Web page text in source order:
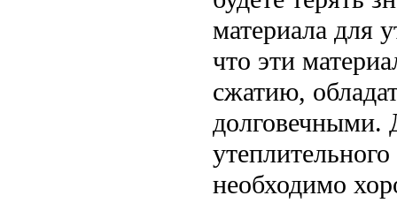
материала для
что эти
сжатию,
долговечными.
необходимо